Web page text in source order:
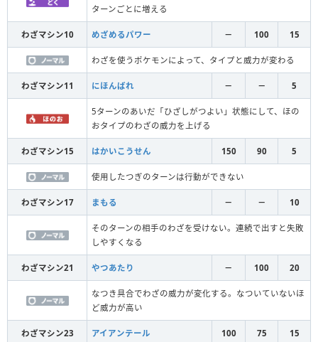
ターンごとに増える
わざマシン10 めざめるパワー － 100 15
わざを使うポケモンによって、タイプと威力が変わる
わざマシン11 にほんばれ － － 5
5ターンのあいだ「ひざしがつよい」状態にして、ほの
おタイプのわざの威力を上げる
わざマシン15 はかいこうせん 150 90 5
使用したつぎのターンは行動ができない
わざマシン17 まもる － － 10
そのターンの相手のわざを受けない。連続で出すと失敗
しやすくなる
わざマシン21 やつあたり － 100 20
なつき具合でわざの威力が変化する。なついていないほ
ど威力が高い
わざマシン23 アイアンテール 100 75 15